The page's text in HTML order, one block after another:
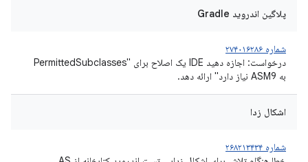
پلاگین اندروید Gradle
شماره ۲۷۴۰۱۶۲۸۶
درخواست: اجازه دهید IDE یک اصلاح برای "PermittedSubclasses
به ASM9 نیاز دارد" ارائه دهد.
اشکال زدا
شماره ۲۶۸۲۱۳۴۳۴